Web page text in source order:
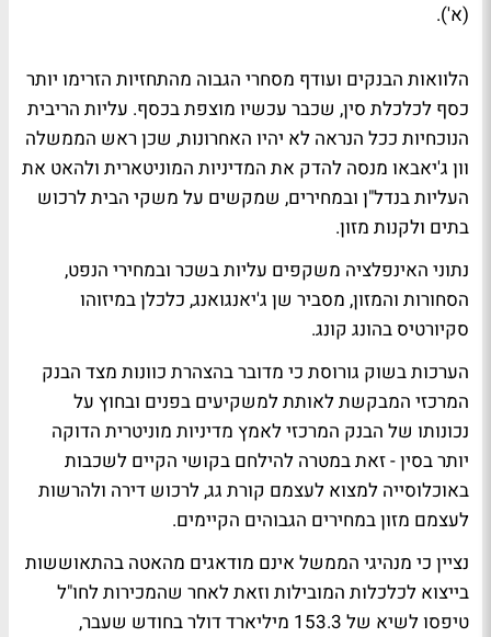
(א').
הלוואות הבנקים ועודף מסחרי הגבוה מהתחזיות הזרימו יותר
כסף לכלכלת סין, שכבר עכשיו מוצפת בכסף. עליות הריבית
הנוכחיות ככל הנראה לא יהיו האחרונות, שכן ראש הממשלה
וון ג'יאבאו מנסה להדק את המדיניות המוניטארית ולהאט את
העליות בנדל"ן ובמחירים, שמקשים על משקי הבית לרכוש
בתים ולקנות מזון.
נתוני האינפלציה משקפים עליות בשכר ובמחירי הנפט,
הסחורות והמזון, מסביר שן ג'יאנגואנג, כלכלן במיזוהו
סקיורטיס בהונג קונג.
הערכות בשוק גורוסת כי מדובר בהצהרת כוונות מצד הבנק
המרכזי המבקשת לאותת למשקיעים בפנים ובחוץ על
נכונותו של הבנק המרכזי לאמץ מדיניות מוניטרית הדוקה
יותר בסין - זאת במטרה להילחם בקושי הקיים לשכבות
באוכלוסייה למצוא לעצמם קורת גג, לרכוש דירה ולהרשות
לעצמם מזון במחירים הגבוהים הקיימים.
נציין כי מנהיגי הממשל אינם מודאגים מהאטה בהתאוששות
בייצוא לכלכלות המובילות וזאת לאחר שהמכירות לחו"ל
טיפסו לשיא של 153.3 מיליארד דולר בחודש שעבר,